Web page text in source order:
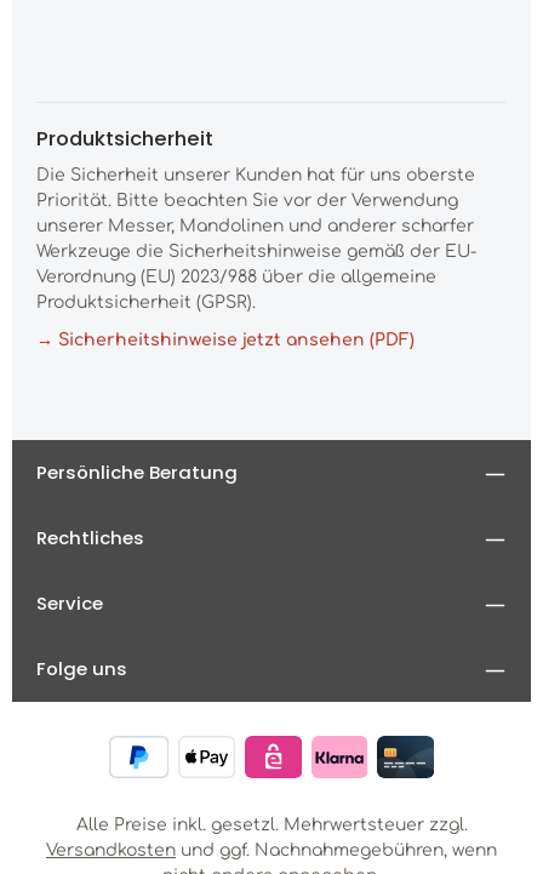
Produktsicherheit
Die Sicherheit unserer Kunden hat für uns oberste
Priorität. Bitte beachten Sie vor der Verwendung
unserer Messer, Mandolinen und anderer scharfer
Werkzeuge die Sicherheitshinweise gemäß der EU-
Verordnung (EU) 2023/988 über die allgemeine
Produktsicherheit (GPSR).
→ Sicherheitshinweise jetzt ansehen (PDF)
Persönliche Beratung
Rechtliches
Service
Folge uns
Alle Preise inkl. gesetzl. Mehrwertsteuer zzgl.
Versandkosten und ggf. Nachnahmegebühren, wenn